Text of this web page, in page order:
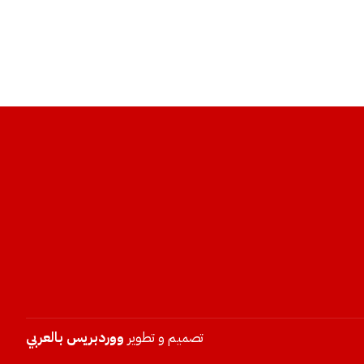
تصميم و تطوير ووردبريس بالعربي